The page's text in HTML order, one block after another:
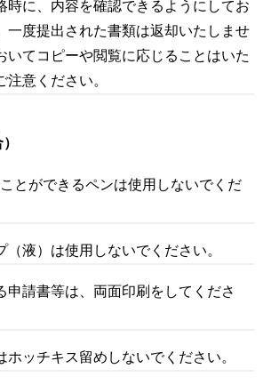
時に、内容を確認できるようにしてお
一度提出された書類は返却いたしませ
いてコピーや閲覧に応じることはいた
注意ください。
とができるペンは使用しないでくだ
（液）は使用しないでください。
申請書等は、両面印刷をしてくださ
ホッチキス留めしないでください。